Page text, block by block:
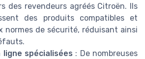
des revendeurs agréés Citroën. Ils
des produits compatibles et
normes de sécurité, réduisant ainsi
spécialisées : De nombreuses